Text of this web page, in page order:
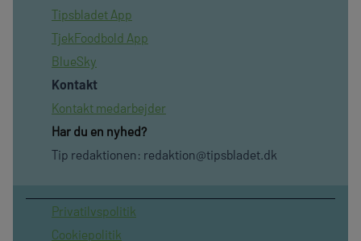
Tipsbladet App
TjekFoodbold App
BlueSky
Kontakt
Kontakt medarbejder
Har du en nyhed?
Tip redaktionen: redaktion@tipsbladet.dk
Privatilvspolitik
Cookiepolitik